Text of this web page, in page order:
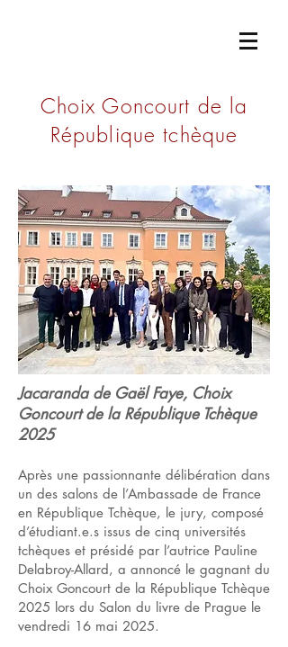
Choix Goncourt de la
République tchèque
Jacaranda de Gaël Faye, Choix
Goncourt de la République Tchèque
2025
Après une passionnante délibération dans
un des salons de l’Ambassade de France
en République Tchèque, le jury, composé
d’étudiant.e.s issus de cinq universités
tchèques et présidé par l’autrice Pauline
Delabroy-Allard, a annoncé le gagnant du
Choix Goncourt de la République Tchèque
2025 lors du Salon du livre de Prague le
vendredi 16 mai 2025.